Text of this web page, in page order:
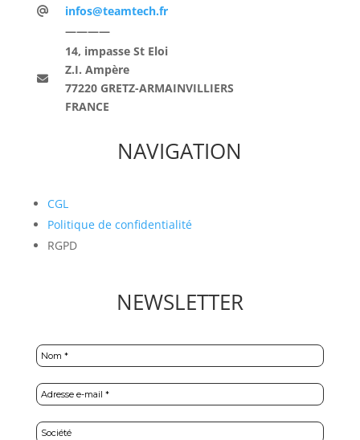
infos@teamtech.fr
————
14, impasse St Eloi
Z.I. Ampère
77220 GRETZ-ARMAINVILLIERS
FRANCE
NAVIGATION
CGL
Politique de confidentialité
RGPD
NEWSLETTER